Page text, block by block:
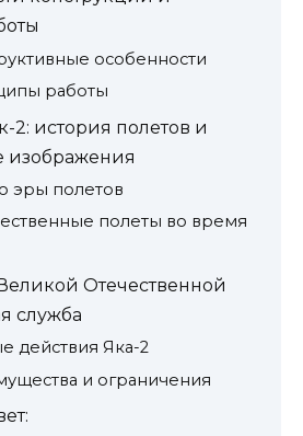
особенности
работы
2: история полетов и
изображения
эры полетов
полеты во время
Отечественной
служба
действия Яка-2
и ограничения